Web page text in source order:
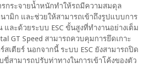
กระจายน้ำหนักทำให้รถมีความสมดุล
ามิก และช่วยให้สามารถเข้าถึงรูปแบบการ
ละด้วยระบบ ESC ขั้นสูงที่ทำงานอย่างเต็ม
GT Speed สามารถควบคุมการยึดเกาะ
สเตียร์ นอกจากนี้ ระบบ ESC ยังสามารถปิด
สามารถปรับท่าทางในการเข้าโค้งของตัว